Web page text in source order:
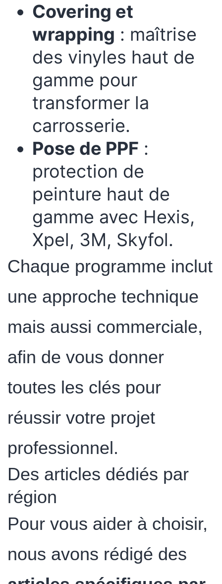
Covering et
wrapping : maîtrise
des vinyles haut de
gamme pour
transformer la
carrosserie.
Pose de PPF :
protection de
peinture haut de
gamme avec Hexis,
Xpel, 3M, Skyfol.
Chaque programme inclut
une approche technique
mais aussi commerciale,
afin de vous donner
toutes les clés pour
réussir votre projet
professionnel.
Des articles dédiés par
région
Pour vous aider à choisir,
nous avons rédigé des